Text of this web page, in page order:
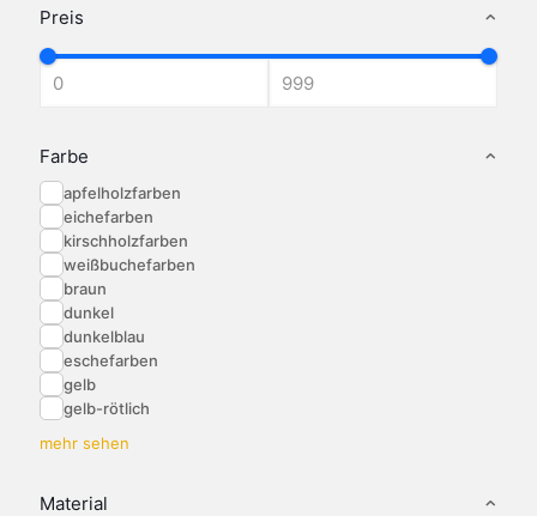
Preis
Farbe
apfelholzfarben
eichefarben
kirschholzfarben
weißbuchefarben
braun
dunkel
dunkelblau
eschefarben
gelb
gelb-rötlich
mehr sehen
Material